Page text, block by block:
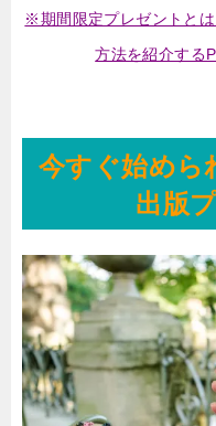
※期間限定プレゼントと
方法を紹介する
今すぐ始めら
出版